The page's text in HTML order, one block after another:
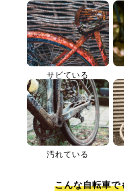
サビている
汚れている
こんな自転車で